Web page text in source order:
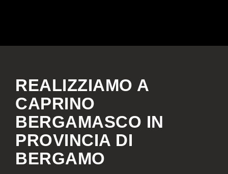
REALIZZIAMO A
CAPRINO
BERGAMASCO IN
PROVINCIA DI
BERGAMO